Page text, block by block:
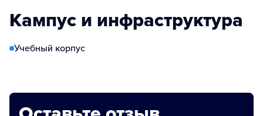
Кампус и инфраструктура
Учебный корпус